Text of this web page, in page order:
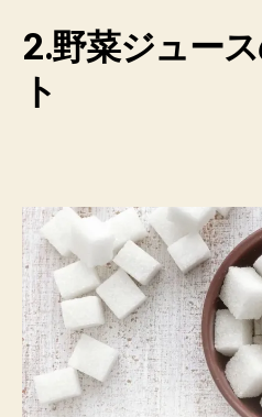
2.野菜ジュー
ト